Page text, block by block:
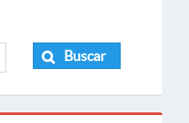
Buscar